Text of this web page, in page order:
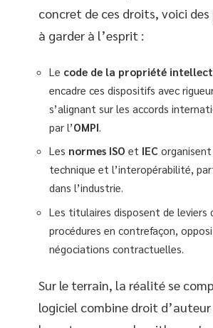
concret de ces droits, voici
à garder à l’esprit :
Le code de la propriété
encadre ces dispositifs avec
s’alignant sur les accords
par l’OMPI
Les normes ISO et IEC
technique et l’interopérabilité,
dans l’industrie.
Les titulaires disposent de leviers
procédures en contrefaçon,
négociations contractuelles.
Sur le terrain, la réalité se
logiciel combine droit